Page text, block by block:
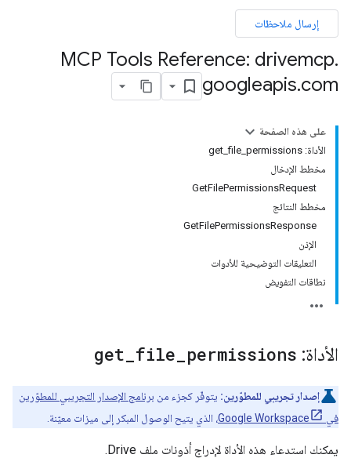
إرسال ملاحظات
MCP Tools Reference: drivemcp.
googleapis.com
على هذه الصفحة
الأداة: get_file_permissions
مخطط الإدخال
GetFilePermissionsRequest
مخطط النتائج
GetFilePermissionsResponse
الإذن
التعليقات التوضيحية للأدوات
نطاقات التفويض
الأداة: get file permissions
إصدار تجريبي للمطوّرين: يتوفّر كجزء من برنامج الإصدار التجريبي للمطوّرين
في Google Workspace
، الذي يتيح الوصول المبكر إلى ميزات معيّنة.
يمكنك استدعاء هذه الأداة لإدراج أذونات ملف Drive.